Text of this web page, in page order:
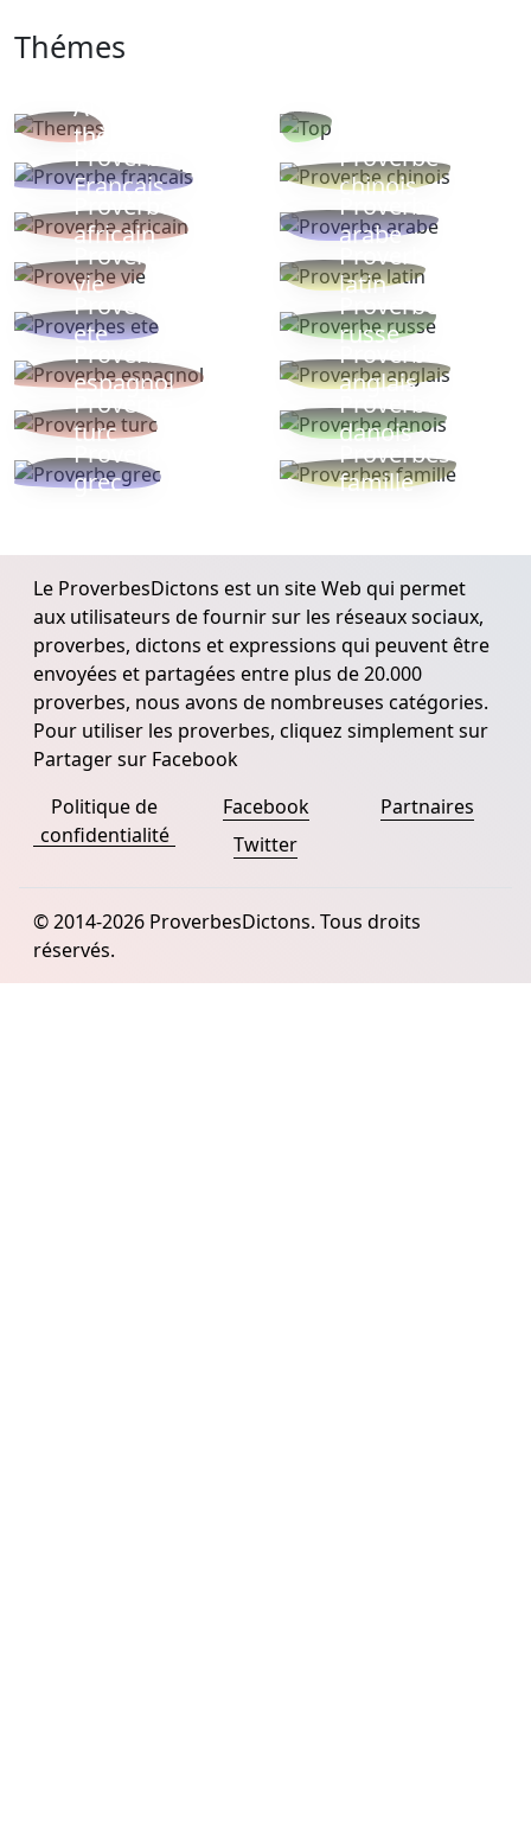
Thémes
Autres
thèmes
Proverbe
Français
Proverbe
chinois
Proverbe
africain
Proverbe
arabe
Proverbe
vie
Proverbe
latin
Proverbes
ete
Proverbe
russe
Proverbe
espagnol
Proverbe
anglais
Proverbe
turc
Proverbe
danois
Proverbe
grec
Proverbes
famille
Le ProverbesDictons est un site Web qui permet
aux utilisateurs de fournir sur les réseaux sociaux,
proverbes, dictons et expressions qui peuvent être
envoyées et partagées entre plus de 20.000
proverbes, nous avons de nombreuses catégories.
Pour utiliser les proverbes, cliquez simplement sur
Partager sur Facebook
Politique de
confidentialité
Facebook
Twitter
Partnaires
© 2014-2026 ProverbesDictons. Tous droits
réservés.